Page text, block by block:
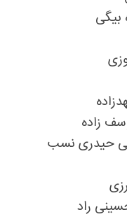
بیگی
زاده
حیدری نسب
راد